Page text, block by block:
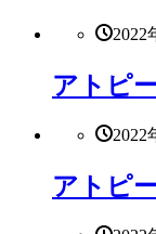
2022
アトピ
2022
アトピ